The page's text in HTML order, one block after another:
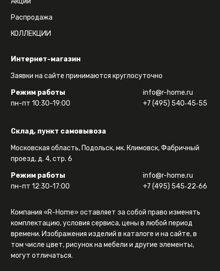
Интернет-магазин
Заявки на сайте принимаются круглосуточно
Режим работы
пн-пт 10:30-19:00
info@r-home.ru
+7 (495) 540‑45‑55
Склад, пункт самовывоза
Московская область, Подольск, мк. Климовск, Фабричный
проезд, д. 4, стр. 6
Режим работы
пн-пт 12:30-17:00
info@r-home.ru
+7 (495) 545‑22‑66
Распродажа
КОЛЛЕКЦИИ
Компания «R-Home» оставляет за собой право изменять
комплектацию, условия сервиса, цены в любой период
времени. Изображения изделий в каталоге и на сайте, в
том числе цвет, рисунок на мебели и другие элементы,
могут отличаться.